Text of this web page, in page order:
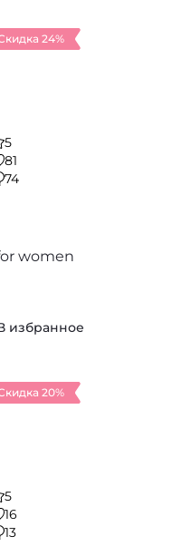
24%
5
81
74
women
избранное
20%
5
16
13